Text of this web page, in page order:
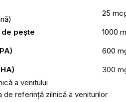
25
de pește
1000
600
300
a venitului
referință zilnică a veniturilor